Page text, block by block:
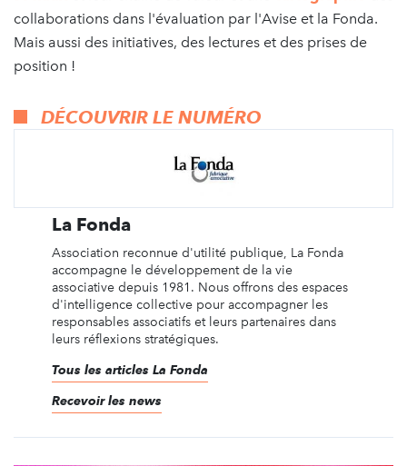
collaborations dans l'évaluation par l'Avise et la Fonda.
Mais aussi des initiatives, des lectures et des prises de
position !
DÉCOUVRIR LE NUMÉRO
La Fonda
Association reconnue d'utilité publique, La Fonda
accompagne le développement de la vie
associative depuis 1981. Nous offrons des espaces
d'intelligence collective pour accompagner les
responsables associatifs et leurs partenaires dans
leurs réflexions stratégiques.
Tous les articles La Fonda
Recevoir les news